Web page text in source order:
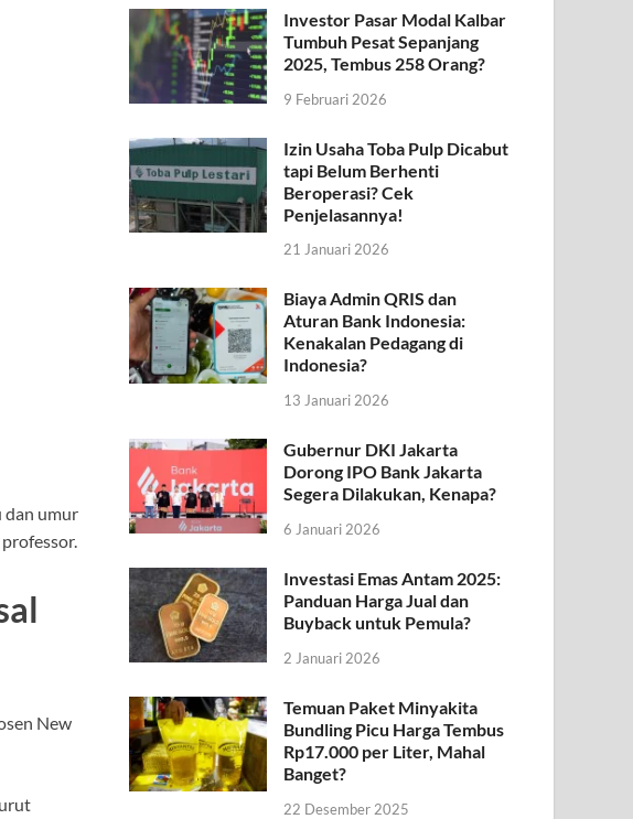
dan umur
New
Investor Pasar Modal Kalbar
Tumbuh Pesat Sepanjang
2025, Tembus 258 Orang?
9 Februari 2026
Izin Usaha Toba Pulp Dicabut
tapi Belum Berhenti
Beroperasi? Cek
Penjelasannya!
21 Januari 2026
Biaya Admin QRIS dan
Aturan Bank Indonesia:
Kenakalan Pedagang di
Indonesia?
13 Januari 2026
Gubernur DKI Jakarta
Dorong IPO Bank Jakarta
Segera Dilakukan, Kenapa?
6 Januari 2026
Investasi Emas Antam 2025:
Panduan Harga Jual dan
Buyback untuk Pemula?
2 Januari 2026
Temuan Paket Minyakita
Bundling Picu Harga Tembus
Rp17.000 per Liter, Mahal
Banget?
22 Desember 2025